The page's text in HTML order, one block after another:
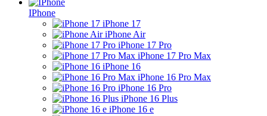
IPhone
iPhone 17
iPhone Air
iPhone 17 Pro
iPhone 17 Pro Max
iPhone 16
iPhone 16 Pro Max
iPhone 16 Pro
iPhone 16 Plus
iPhone 16 e